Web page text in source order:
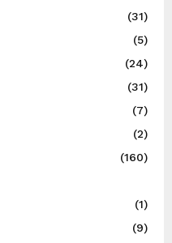
(31)
(5)
(24)
(31)
(7)
(2)
(160)
(1)
(9)